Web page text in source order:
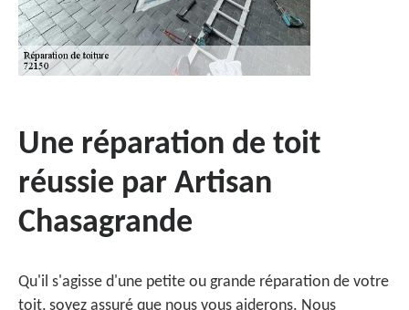
Une réparation de toit
réussie par Artisan
Chasagrande
Qu'il s'agisse d'une petite ou grande réparation de votre
toit, soyez assuré que nous vous aiderons. Nous